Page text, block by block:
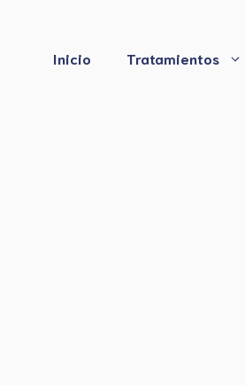
contenidoInicio Tratamientos